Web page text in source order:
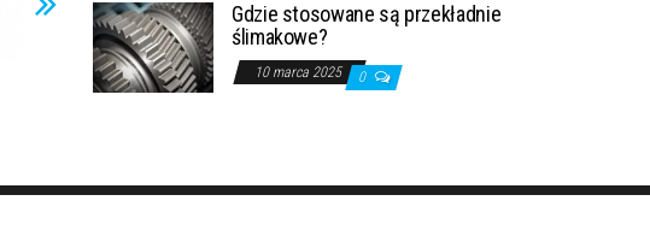
Gdzie stosowane są przekładnie
ślimakowe?
10 marca 2025 0